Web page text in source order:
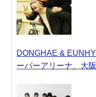
DONGHAE &
ーパーアリーナ、大